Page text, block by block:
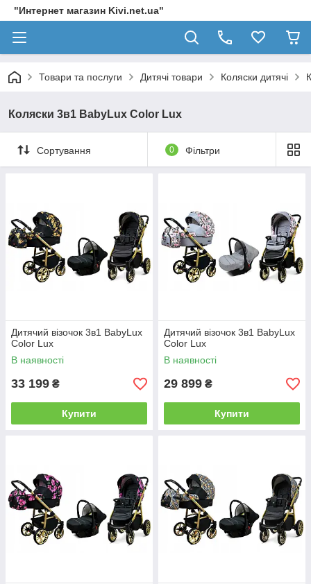
"Интернет магазин Kivi.net.ua"
Товари та послуги Дитячі товари Коляски дитячі
Коляски 3в1 BabyLux Color Lux
Сортування 0 Фільтри
Дитячий візочок 3в1 BabyLux
Color Lux
В наявності
33 199 ₴
Купити
Дитячий візочок 3в1 BabyLux
Color Lux
В наявності
29 899 ₴
Купити